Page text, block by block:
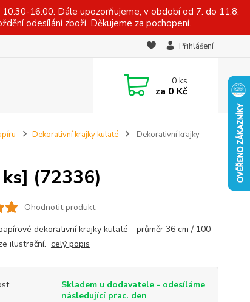
16:00. Dále upozorňujeme, v období od 7. do 11.8.
odesílání zboží. Děkujeme za pochopení.
Přihlášení
0ks
za 0 Kč
Dekorativní krajky kulaté
Dekorativní krajky
(72336)
Ohodnotit produkt
dekorativní krajky kulaté - průměr 36 cm / 100
ilustrační. celý popis
Skladem u dodavatele - odesíláme
následující prac. den